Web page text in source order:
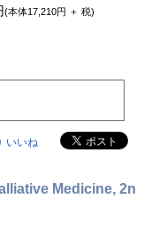
(本体17,210円 ＋ 税)
いいね
Medicine, 2n